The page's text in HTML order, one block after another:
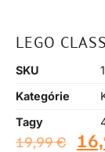
LEGO
SKU
Kategórie
Tagy
19,99€